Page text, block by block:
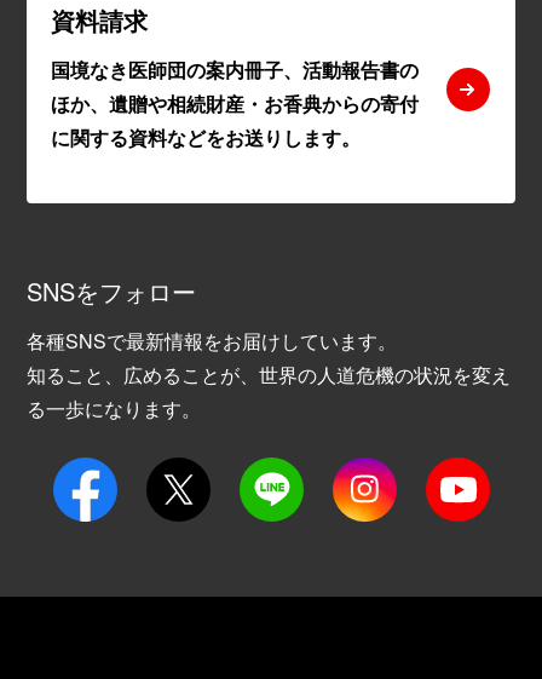
資料請求
国境なき医師団の案内冊子、活動報告書の
ほか、遺贈や相続財産・お香典からの寄付
に関する資料などをお送りします。
SNSをフォロー
各種SNSで最新情報をお届けしています。
知ること、広めることが、世界の人道危機の状況を変え
る一歩になります。